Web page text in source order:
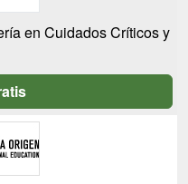
en Cuidados Críticos y